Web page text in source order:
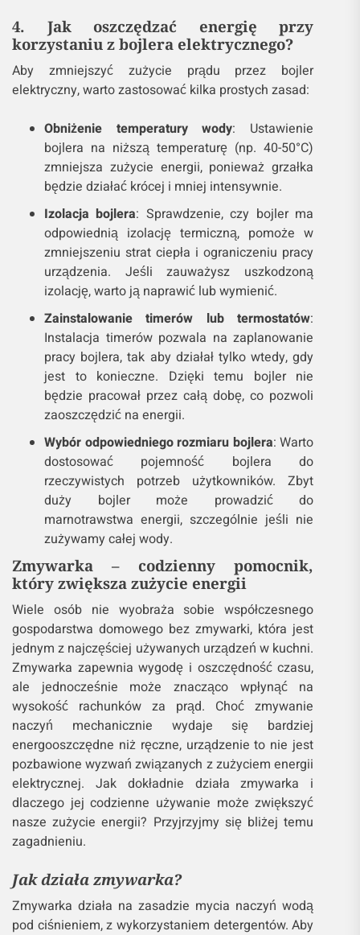
4. Jak oszczędzać energię przy
korzystaniu z bojlera elektrycznego?
Aby zmniejszyć zużycie prądu przez bojler
elektryczny, warto zastosować kilka prostych zasad:
Obniżenie temperatury wody: Ustawienie
bojlera na niższą temperaturę (np. 40-50°C)
zmniejsza zużycie energii, ponieważ grzałka
będzie działać krócej i mniej intensywnie.
Izolacja bojlera: Sprawdzenie, czy bojler ma
odpowiednią izolację termiczną, pomoże w
zmniejszeniu strat ciepła i ograniczeniu pracy
urządzenia. Jeśli zauważysz uszkodzoną
izolację, warto ją naprawić lub wymienić​.
Zainstalowanie timerów lub termostatów:
Instalacja timerów pozwala na zaplanowanie
pracy bojlera, tak aby działał tylko wtedy, gdy
jest to konieczne. Dzięki temu bojler nie
będzie pracował przez całą dobę, co pozwoli
zaoszczędzić na energii​.
Wybór odpowiedniego rozmiaru bojlera: Warto
dostosować pojemność bojlera do
rzeczywistych potrzeb użytkowników. Zbyt
duży bojler może prowadzić do
marnotrawstwa energii, szczególnie jeśli nie
zużywamy całej wody.
Zmywarka – codzienny pomocnik,
który zwiększa zużycie energii
Wiele osób nie wyobraża sobie współczesnego
gospodarstwa domowego bez zmywarki, która jest
jednym z najczęściej używanych urządzeń w kuchni.
Zmywarka zapewnia wygodę i oszczędność czasu,
ale jednocześnie może znacząco wpłynąć na
wysokość rachunków za prąd. Choć zmywanie
naczyń mechanicznie wydaje się bardziej
energooszczędne niż ręczne, urządzenie to nie jest
pozbawione wyzwań związanych z zużyciem energii
elektrycznej. Jak dokładnie działa zmywarka i
dlaczego jej codzienne używanie może zwiększyć
nasze zużycie energii? Przyjrzyjmy się bliżej temu
zagadnieniu.
Jak działa zmywarka?
Zmywarka działa na zasadzie mycia naczyń wodą
pod ciśnieniem, z wykorzystaniem detergentów. Aby